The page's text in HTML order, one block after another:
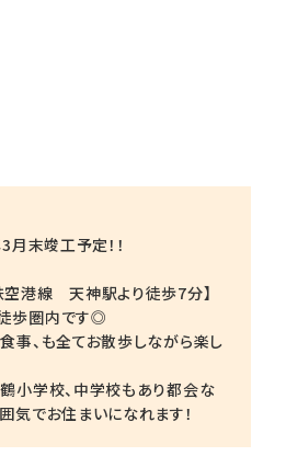
末竣工予定！！
空港線 天神駅より徒歩7分】
歩圏内です◎
事、も全てお散歩しながら楽し
小学校、中学校もあり都会な
気でお住まいになれます！